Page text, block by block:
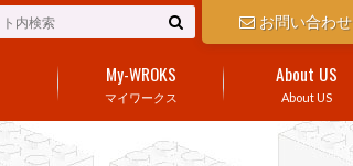
お問い合わせ
マイワークス
My-WROKS
About US
About US